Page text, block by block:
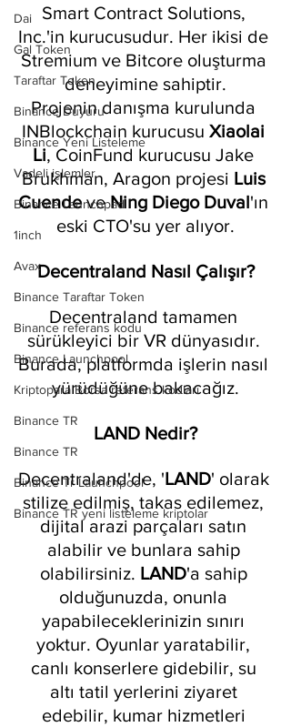
Dai
Gal Token
Taraftar Token
Binance Duyuru
Binance Yeni Listeleme
Vadeli işlemler
Binance Launchpad
1inch
Avax
Binance Taraftar Token
Binance referans kodu
Binance Launchpool
Kriptopara Borsa referans kodları
Binance TR
Binance TR
Binance Tr Launchpool
Binance TR yeni listeleme kriptolar
Smart Contract Solutions,
Inc.'in kurucusudur. Her ikisi de
Stremium ve Bitcore oluşturma
deneyimine sahiptir.
Projenin danışma kurulunda
INBlockchain kurucusu Xiaolai
Li, CoinFund kurucusu Jake
Brukhman, Aragon projesi Luis
Cuende ve Ning Diego Duval'ın
eski CTO'su yer alıyor.
Decentraland Nasıl Çalışır?
Decentraland tamamen
sürükleyici bir VR dünyasıdır.
Burada, platformda işlerin nasıl
yürüdüğüne bakacağız.
LAND Nedir?
Decentraland'de, 'LAND' olarak
stilize edilmiş, takas edilemez,
dijital arazi parçaları satın
alabilir ve bunlara sahip
olabilirsiniz. LAND'a sahip
olduğunuzda, onunla
yapabileceklerinizin sınırı
yoktur. Oyunlar yaratabilir,
canlı konserlere gidebilir, su
altı tatil yerlerini ziyaret
edebilir, kumar hizmetleri